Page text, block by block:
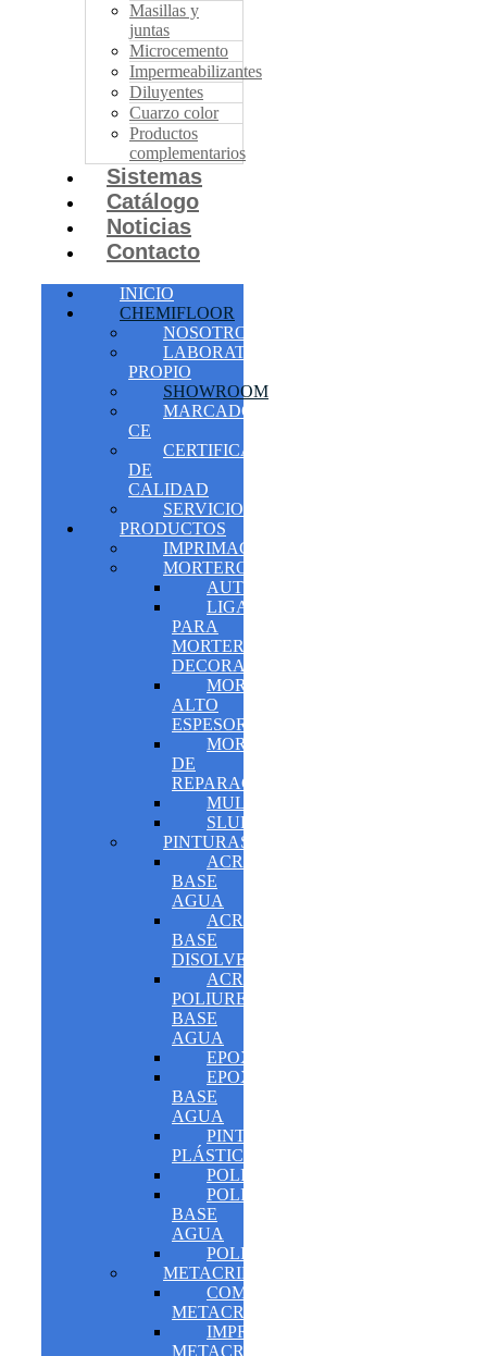
Masillas y
juntas
Microcemento
Impermeabilizantes
Diluyentes
Cuarzo color
Productos
complementarios
Sistemas
Catálogo
Noticias
Contacto
INICIO
CHEMIFLOOR
NOSOTROS
LABORATORIO
PROPIO
SHOWROOM
MARCADO
CE
CERTIFICADOS
DE
CALIDAD
SERVICIOS
PRODUCTOS
IMPRIMACIONES
MORTEROS
AUTONIVELANTES
LIGANTES
PARA
MORTEROS
DECORATIVOS
MORTERO
ALTO
ESPESOR
MORTERO
DE
REPARACIÓN
MULTIFUNCIÓN
SLURRYS
PINTURAS
ACRÍLICO
BASE
AGUA
ACRÍLICO
BASE
DISOLVENTE
ACRÍLICO-
POLIURETANO
BASE
AGUA
EPOXI
EPOXI
BASE
AGUA
PINTURA
PLÁSTICA
POLIURETANO
POLIURETANO
BASE
AGUA
POLIASPÁRTICO
METACRILATOS
COMPLEMENTOS
METACRILATOS
IMPRIMACIONES
METACRILATOS